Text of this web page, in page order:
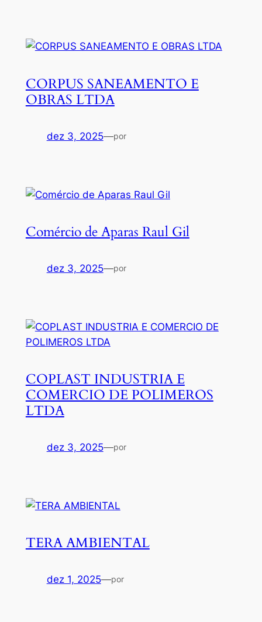
CORPUS SANEAMENTO E
OBRAS LTDA
dez 3, 2025—por
Comércio de Aparas Raul Gil
dez 3, 2025—por
COPLAST INDUSTRIA E
COMERCIO DE POLIMEROS
LTDA
dez 3, 2025—por
TERA AMBIENTAL
dez 1, 2025—por